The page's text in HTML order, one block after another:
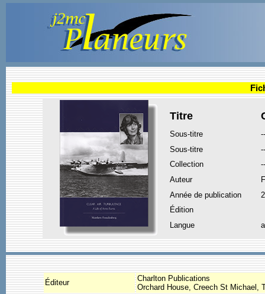
Titre
Sous-titre
--
Sous-titre
--
Collection
--
Auteur
Année de publication
Édition
Langue
Éditeur
Charlton Publications
Orchard House, Creech St Michael,